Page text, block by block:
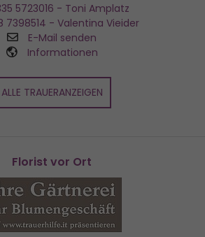
5723016 - Toni Amplatz
7398514 - Valentina Vieider
E-Mail senden
Informationen
ALLE TRAUERANZEIGEN
Florist vor Ort